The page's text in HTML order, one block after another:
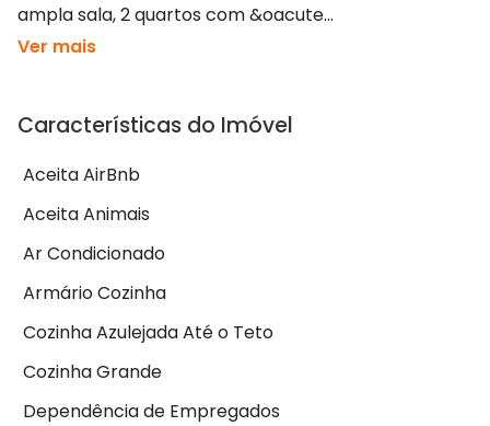
ampla sala, 2 quartos com &oacute...
Ver mais
Características do Imóvel
Aceita AirBnb
Aceita Animais
Ar Condicionado
Armário Cozinha
Cozinha Azulejada Até o Teto
Cozinha Grande
Dependência de Empregados